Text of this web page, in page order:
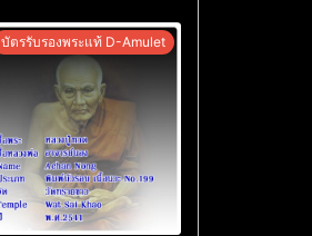
บัตรรับรองพระแท้ D-Amulet